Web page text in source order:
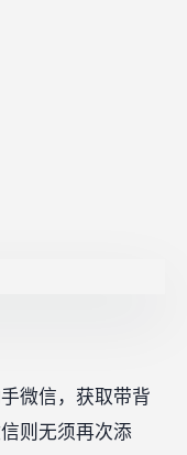
微信，获取带背
则无须再次添